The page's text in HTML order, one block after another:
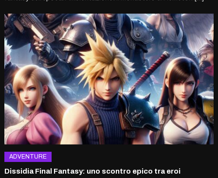
ADVENTURE
Dissidia Final Fantasy: uno scontro epico tra eroi